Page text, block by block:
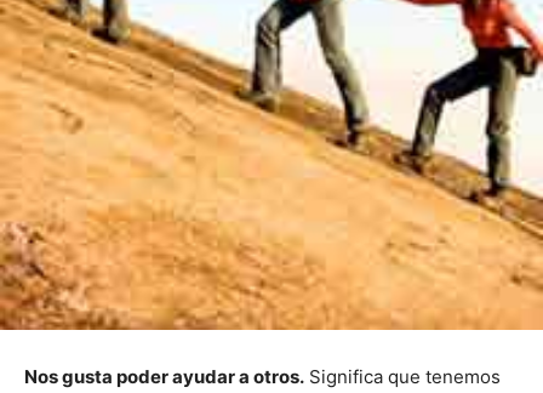
Nos gusta poder ayudar a otros. Significa que tenemos